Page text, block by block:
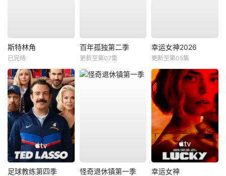
斯特林角
已完结
百年孤独第二季
更新至第07集
幸运女神2026
更新至第05集
足球教练第四季 怪奇退休镇第一季 幸运女神